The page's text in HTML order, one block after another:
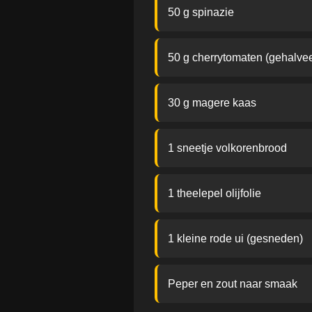
50 g spinazie
50 g cherrytomaten
30 g magere kaas
1 sneetje volkorenbrood
1 theelepel olijfolie
1 kleine rode ui (gesneden)
Peper en zout naar smaak